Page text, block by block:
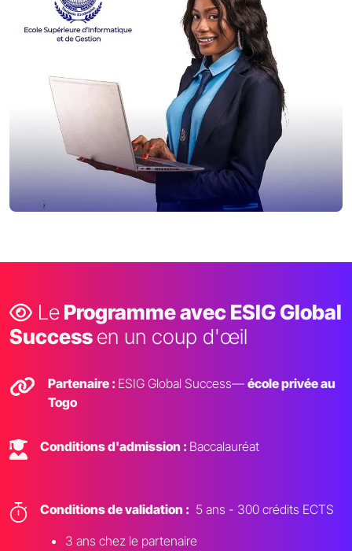
LeProgramme avec ESIG Global
Successen un coup d'œil
Partenaire : ESIG Global Success— école privée au
Togo
Conditions d'admission : Baccalauréat
Conditions de validation : 5 ans - 300 crédits ECTS
3 ans chez le partenaire